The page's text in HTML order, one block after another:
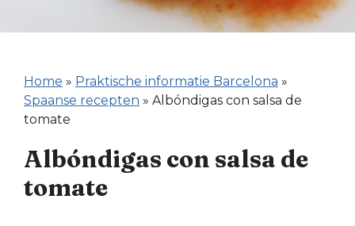
Home » Praktische informatie Barcelona »
Spaanse recepten » Albóndigas con salsa de
tomate
Albóndigas con salsa de
tomate